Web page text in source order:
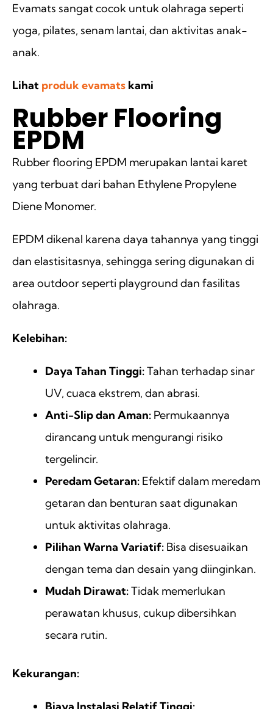
Evamats sangat cocok untuk olahraga seperti
yoga, pilates, senam lantai, dan aktivitas anak-
anak.
Lihat produk evamats kami
Rubber Flooring
EPDM
Rubber flooring EPDM merupakan lantai karet
yang terbuat dari bahan Ethylene Propylene
Diene Monomer.
EPDM dikenal karena daya tahannya yang tinggi
dan elastisitasnya, sehingga sering digunakan di
area outdoor seperti playground dan fasilitas
olahraga.
Kelebihan:
Daya Tahan Tinggi:Tahan terhadap sinar
UV, cuaca ekstrem, dan abrasi.
Anti-Slip dan Aman: Permukaannya
dirancang untuk mengurangi risiko
tergelincir.
Peredam Getaran: Efektif dalam meredam
getaran dan benturan saat digunakan
untuk aktivitas olahraga.
Pilihan Warna Variatif: Bisa disesuaikan
dengan tema dan desain yang diinginkan.
Mudah Dirawat:Tidak memerlukan
perawatan khusus, cukup dibersihkan
secara rutin.
Kekurangan: